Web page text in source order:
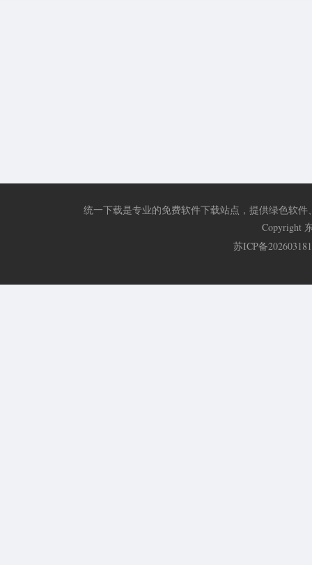
统一下载是专业的免费软件下载站点，提供绿色软
Copyright
苏ICP备